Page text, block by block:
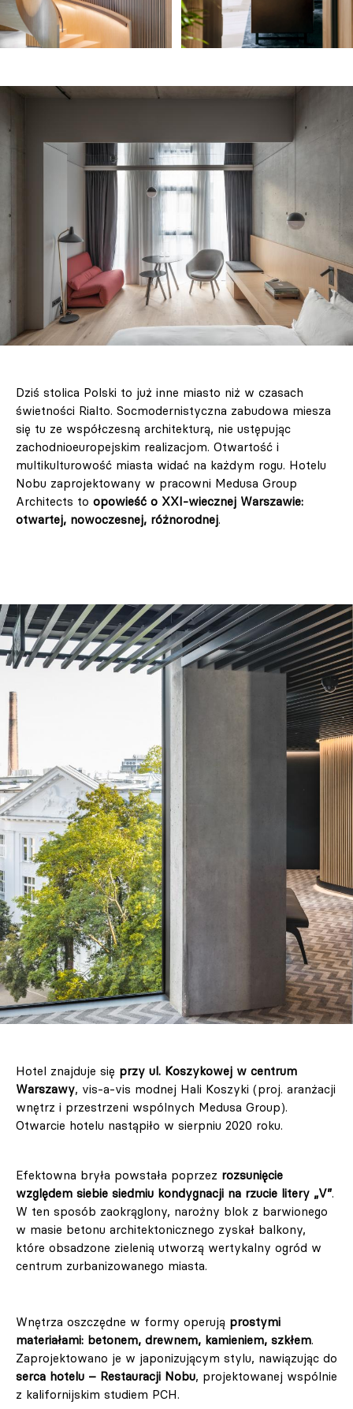
Dziś stolica Polski to już inne miasto niż w czasach
świetności Rialto. Socmodernistyczna zabudowa miesza
się tu ze współczesną architekturą, nie ustępując
zachodnioeuropejskim realizacjom. Otwartość i
multikulturowość miasta widać na każdym rogu. Hotelu
Nobu zaprojektowany w pracowni Medusa Group
Architects to opowieść o XXI-wiecznej Warszawie:
otwartej, nowoczesnej, różnorodnej.
Hotel znajduje się przy ul. Koszykowej w centrum
Warszawy, vis-a-vis modnej Hali Koszyki (proj. aranżacji
wnętrz i przestrzeni wspólnych Medusa Group).
Otwarcie hotelu nastąpiło w sierpniu 2020 roku.
Efektowna bryła powstała poprzez rozsunięcie
względem siebie siedmiu kondygnacji na rzucie litery „V”.
W ten sposób zaokrąglony, narożny blok z barwionego
w masie betonu architektonicznego zyskał balkony,
które obsadzone zielenią utworzą wertykalny ogród w
centrum zurbanizowanego miasta.
Wnętrza oszczędne w formy operują prostymi
materiałami: betonem, drewnem, kamieniem, szkłem.
Zaprojektowano je w japonizującym stylu, nawiązując do
serca hotelu – Restauracji Nobu, projektowanej wspólnie
z kalifornijskim studiem PCH.